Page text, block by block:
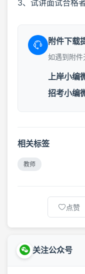
3、试讲面试合格
附件下载
如遇到附件
上岸小编
招考小编
相关标签
教师
点赞
关注公众号